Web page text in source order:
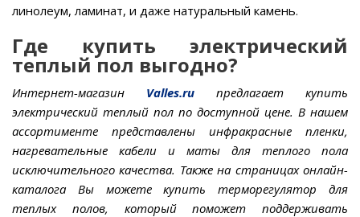
линолеум, ламинат, и даже натуральный камень.
Где купить электрический
теплый пол выгодно?
Интернет-магазин Valles.ru предлагает купить
электрический теплый пол по доступной цене. В нашем
ассортименте представлены инфракрасные пленки,
нагревательные кабели и маты для теплого пола
исключительного качества. Также на страницах онлайн-
каталога Вы можете купить терморегулятор для
теплых полов, который поможет поддерживать